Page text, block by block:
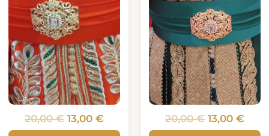
20,00€ 13,00 € 20,00€ 13,00 €